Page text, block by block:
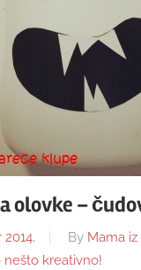
olovke –
By Mama
nešto kreativno!